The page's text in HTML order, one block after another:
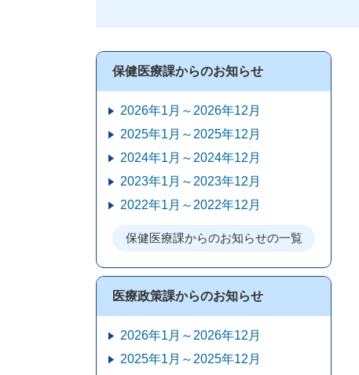
保健医療課からのお知らせ
2026年1月～2026年12月
2025年1月～2025年12月
2024年1月～2024年12月
2023年1月～2023年12月
2022年1月～2022年12月
保健医療課からのお知らせの一覧
医療政策課からのお知らせ
2026年1月～2026年12月
2025年1月～2025年12月